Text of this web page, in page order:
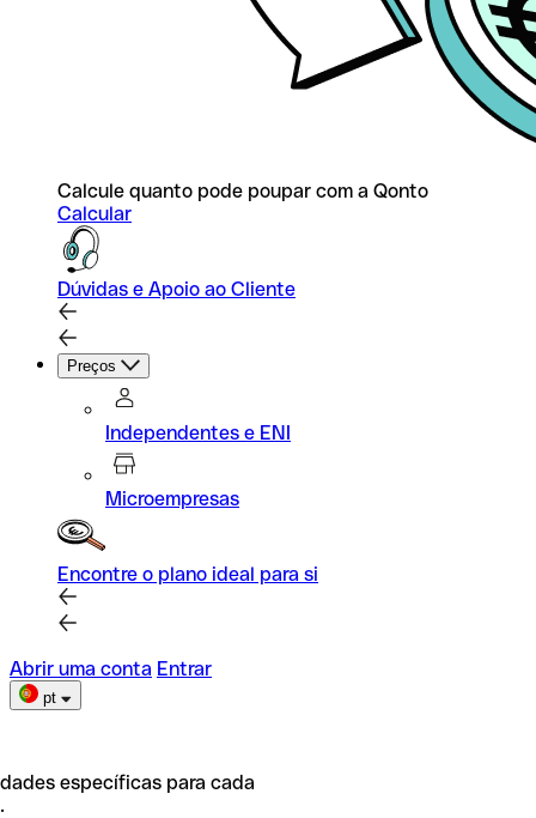
Calcule quanto pode poupar com a Qonto
Calcular
Dúvidas e Apoio ao Cliente
Preços
Independentes e ENI
Microempresas
Encontre o plano ideal para si
Abrir uma conta Entrar
pt
específicas para cada